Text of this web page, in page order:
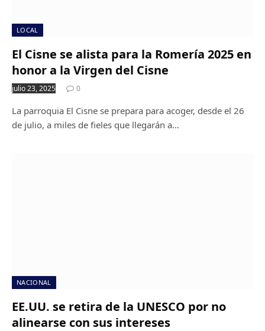
LOCAL
El Cisne se alista para la Romería 2025 en
honor a la Virgen del Cisne
julio 23, 2025 0
La parroquia El Cisne se prepara para acoger, desde el 26
de julio, a miles de fieles que llegarán a…
NACIONAL
EE.UU. se retira de la UNESCO por no
alinearse con sus intereses